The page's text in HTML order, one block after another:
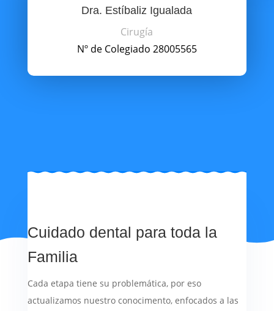
Dra. Estíbaliz Igualada
Cirugía
Nº de Colegiado 28005565
Cuidado dental para toda la
Familia
Cada etapa tiene su problemática, por eso
actualizamos nuestro conocimento, enfocados a las